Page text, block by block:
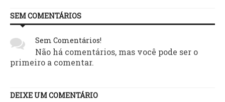
SEM COMENTÁRIOS
Sem Comentários!
Não há comentários, mas você pode ser o
primeiro a comentar.
DEIXE UM COMENTÁRIO